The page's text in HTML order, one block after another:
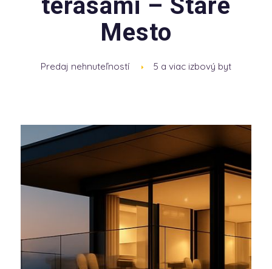
terasami – Staré
Mesto
Predaj nehnuteľností 5 a viac izbový byt